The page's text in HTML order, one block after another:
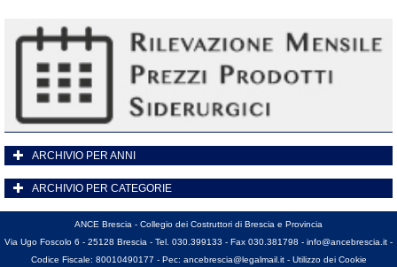
ARCHIVIO PER ANNI
ARCHIVIO PER CATEGORIE
ANCE Brescia - Collegio dei Costruttori di Brescia e Provincia
Via Ugo Foscolo 6 - 25128 Brescia - Tel. 030.399133 - Fax 030.381798 - info@ancebrescia.it -
Codice Fiscale: 80010490177 - Pec: ancebrescia@legalmail.it- Utilizzo dei Cookie